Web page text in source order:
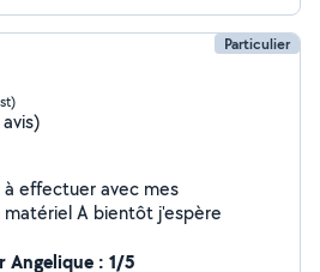
Particulier
effectuer avec mes
compétences et mon matériel A bientôt j'espère
Angelique : 1/5